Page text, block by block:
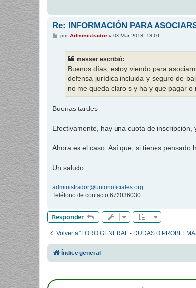
Re: INFORMACIÓN PARA
M
por Administrador» 08 Mar 2018, 18:09
messer escribió:
Buenos días, estoy viendo para
defensa jurídica incluida y seguro de
no me queda claro s y ha y que pagar o
Buenas tardes
Efectivamente, hay una cuota de
Ahora es el caso. Así que, si tienes pensado
Un saludo
administrador@unionoficiales.org
Teléfono de contacto:672036030
Responder
Volver a “FORO GENERAL - DUDAS O
Índice general